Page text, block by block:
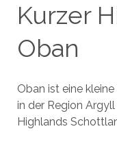
Kurzer
Oban
Oban ist eine
in der Region
Highlands